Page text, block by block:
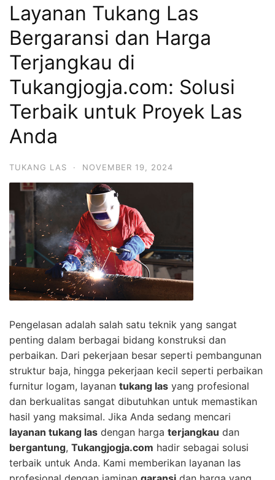
Layanan Tukang Las
Bergaransi dan Harga
Terjangkau di
Tukangjogja.com: Solusi
Terbaik untuk Proyek Las
Anda
TUKANG LAS · NOVEMBER 19, 2024
Pengelasan adalah salah satu teknik yang sangat
penting dalam berbagai bidang konstruksi dan
perbaikan. Dari pekerjaan besar seperti pembangunan
struktur baja, hingga pekerjaan kecil seperti perbaikan
furnitur logam, layanan tukang las yang profesional
dan berkualitas sangat dibutuhkan untuk memastikan
hasil yang maksimal. Jika Anda sedang mencari
layanan tukang las dengan harga terjangkau dan
bergantung, Tukangjogja.com hadir sebagai solusi
terbaik untuk Anda. Kami memberikan layanan las